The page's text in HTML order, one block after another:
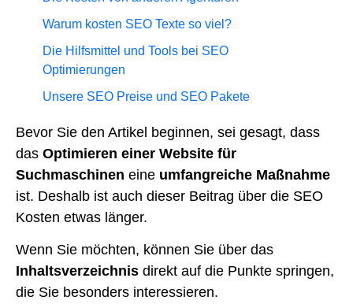
Warum kosten SEO Texte so viel?
Die Hilfsmittel und Tools bei SEO
Optimierungen
Unsere SEO Preise und SEO Pakete
Bevor Sie den Artikel beginnen, sei gesagt, dass
das Optimieren einer Website für
Suchmaschinen eine umfangreiche Maßnahme
ist. Deshalb ist auch dieser Beitrag über die SEO
Kosten etwas länger.
Wenn Sie möchten, können Sie über das
Inhaltsverzeichnis direkt auf die Punkte springen,
die Sie besonders interessieren.